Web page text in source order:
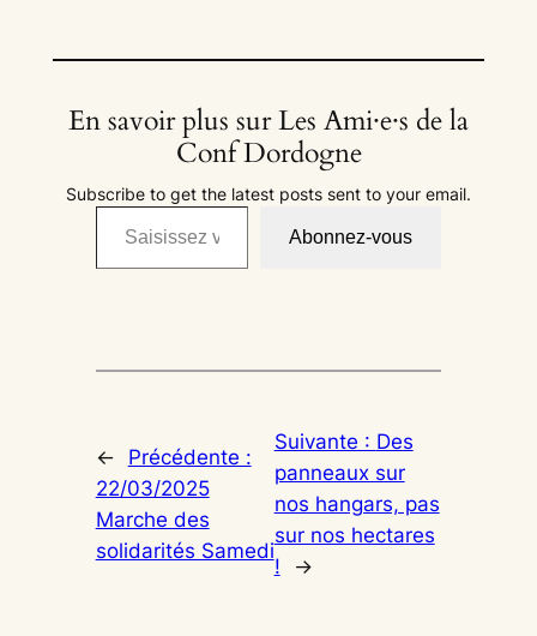
En savoir plus sur Les Ami·e·s de la
Conf Dordogne
Subscribe to get the latest posts sent to your email.
Saisissez votre adresse e-mail…
Abonnez-vous
←
Précédente :
22/03/2025
Marche des
solidarités Samedi
Suivante : Des
panneaux sur
nos hangars, pas
sur nos hectares
!
→